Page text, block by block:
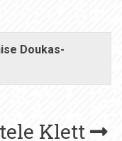
Doukas-
Klett